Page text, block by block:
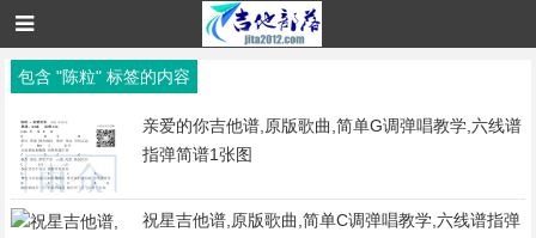
包含 "陈粒" 标签的内容
亲爱的你吉他谱,原版歌曲,简单G调弹唱教学,六线谱
指弹简谱1张图
祝星吉他谱,原版歌曲,简单C调弹唱教学,六线谱指弹